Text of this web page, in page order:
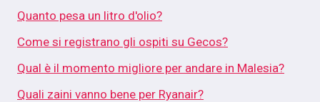
Quanto pesa un litro d'olio?
Come si registrano gli ospiti su Gecos?
Qual è il momento migliore per andare in Malesia?
Quali zaini vanno bene per Ryanair?